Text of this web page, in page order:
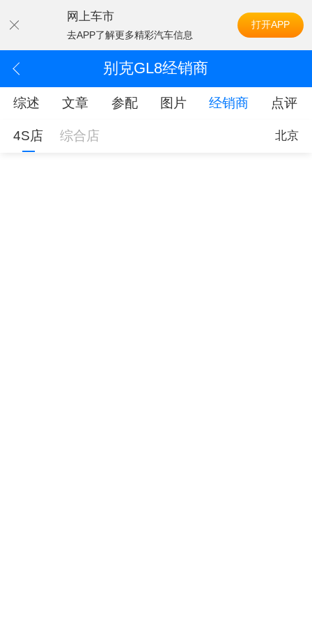
网上车市
去APP了解更多精彩汽车信息
打开APP
别克GL8经销商
综述 文章 参配 图片 经销商 点评
4S店 综合店 北京